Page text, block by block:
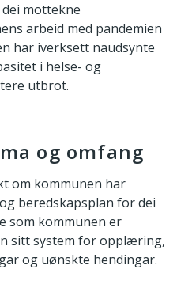
mottekne
arbeid med pandemien
har iverksett naudsynte
i helse- og
utbrot.
og omfang
om kommunen har
beredskapsplan for dei
som kommunen er
sitt system for opplæring,
og uønskte hendingar.